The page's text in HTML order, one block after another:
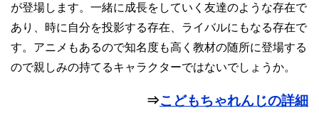
が登場します。一緒に成長をしていく友達のような存在で
あり、時に自分を投影する存在、ライバルにもなる存在で
す。アニメもあるので知名度も高く教材の随所に登場する
ので親しみの持てるキャラクターではないでしょうか。
⇒こどもちゃれんじの詳細